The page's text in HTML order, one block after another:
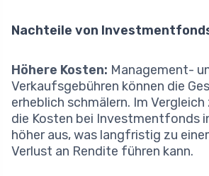
Nachteile von
Höhere Kosten: Management-
Verkaufsgebühren können die
erheblich schmälern. Im
die Kosten bei Investmentfonds
höher aus, was langfristig zu
Verlust an Rendite führen kann.